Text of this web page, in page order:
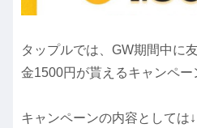
タップルでは、GW期間中に
金1500円が貰えるキャンペー
キャンペーンの内容としては